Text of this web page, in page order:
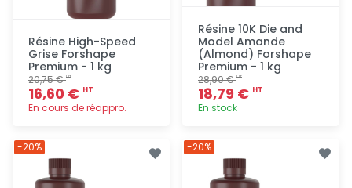
Résine High-Speed
Grise Forshape
Premium - 1 kg
20,75 €HT
16,60 € HT
En cours de réappro.
Résine 10K Die and
Model Amande
(Almond) Forshape
Premium - 1 kg
28,90 €HT
18,79 € HT
En stock
-20% -20%